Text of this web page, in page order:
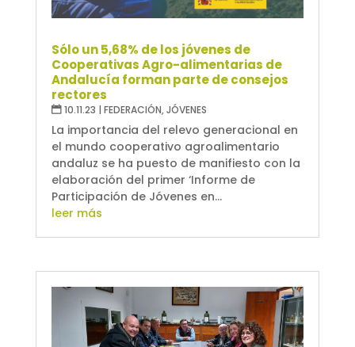
Sólo un 5,68% de los jóvenes de
Cooperativas Agro-alimentarias de
Andalucía forman parte de consejos
rectores
10.11.23 | FEDERACIÓN,JÓVENES
La importancia del relevo generacional en
el mundo cooperativo agroalimentario
andaluz se ha puesto de manifiesto con la
elaboración del primer ‘Informe de
Participación de Jóvenes en...
leer más